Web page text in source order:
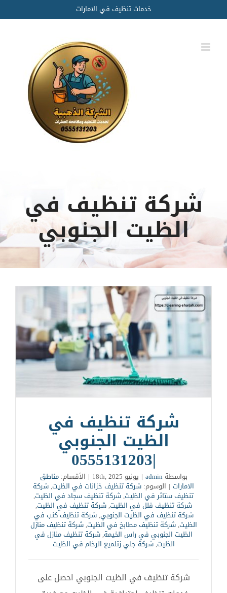
to
content
خدمات تنظيف في الامارات
شركة تنظيف في
الظيت الجنوبي
شركة تنظيف في
الظيت الجنوبي
|0555131203
بواسطةadmin
| يونيو 18th, 2025 | الأقسام:مناطق
الامارات | الوسوم: شركة تنظيف خزانات في الظيت,شركة
تنظيف ستائر في الظيت,شركة تنظيف سجاد في الظيت,
شركة تنظيف فلل في الظيت,شركة تنظيف في الظيت,
شركة تنظيف في الظيت الجنوبي,شركة تنظيف كنب في
الظيت,شركة تنظيف مطابخ في الظيت,شركة تنظيف منازل
الظيت الجنوبي في راس الخيمة,شركة تنظيف منازل في
الظيت,شركة جلي زتلميع الرخام في الظيت
شركة تنظيف في الظيت الجنوبي احصل على